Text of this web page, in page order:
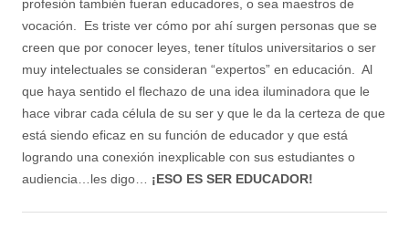
profesión también fueran educadores, o sea maestros de
vocación. Es triste ver cómo por ahí surgen personas que se
creen que por conocer leyes, tener títulos universitarios o ser
muy intelectuales se consideran “expertos” en educación. Al
que haya sentido el flechazo de una idea iluminadora que le
hace vibrar cada célula de su ser y que le da la certeza de que
está siendo eficaz en su función de educador y que está
logrando una conexión inexplicable con sus estudiantes o
audiencia…les digo… ¡ESO ES SER EDUCADOR!